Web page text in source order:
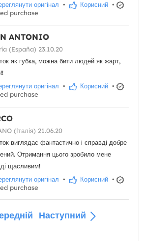
оригінал • Корисний •
purchase
ANTONIO
(España) 23.10.20
як губка, можна бити людей як жарт,
оригінал • Корисний •
purchase
(Італія) 21.06.20
виглядає фантастично і справді добре
Отримання цього зробило мене
щасливим!
оригінал • Корисний •
purchase
Наступний